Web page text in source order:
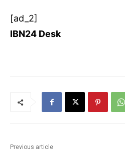
[ad_2]
IBN24 Desk
Previous article